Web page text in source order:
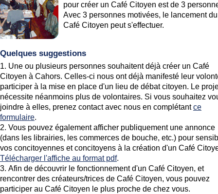
pour créer un Café Citoyen est de 3
Avec 3 personnes motivées, le lancement du
Café Citoyen peut s'effectuer.
Quelques suggestions
Une ou plusieurs personnes souhaitent déjà créer un Café
Citoyen à Cahors. Celles-ci nous ont déjà manifesté leur
participer à la mise en place d'un lieu de débat citoyen. Le
nécessite néanmoins plus de volontaires. Si vous souhaitez
joindre à elles, prenez contact avec nous en complétantce
formulaire.
Vous pouvez également afficher publiquement une annonce
(dans les librairies, les commerces de bouche, etc.) pour
vos concitoyennes et concitoyens à la création d'un Café
Télécharger l'affiche au format pdf.
Afin de découvrir le fonctionnement d'un Café Citoyen, et
rencontrer des créateurs/trices de Café Citoyen, vous pouvez
participer au Café Citoyen le plus proche de chez vous.